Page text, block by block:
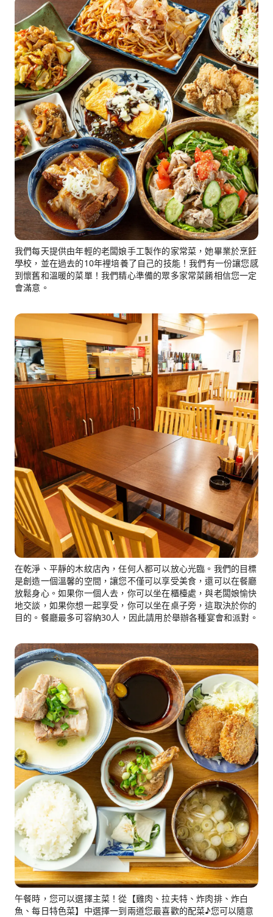
我們每天提供由年輕的老闆娘手工製作的家常菜，她畢業於烹飪
學校，並在過去的10年裡培養了自己的技能！我們有一份讓您感
到懷舊和溫暖的菜單！我們精心準備的眾多家常菜餚相信您一定
會滿意。
在乾淨、平靜的木紋店內，任何人都可以放心光臨。我們的目標
是創造一個溫馨的空間，讓您不僅可以享受美食，還可以在餐廳
放鬆身心。如果你一個人去，你可以坐在櫃檯處，與老闆娘愉快
地交談，如果你想一起享受，你可以坐在桌子旁，這取決於你的
目的。餐廳最多可容納30人，因此請用於舉辦各種宴會和派對。
午餐時，您可以選擇主菜！從【雞肉、拉夫特、炸肉排、炸白
魚、每日特色菜】中選擇一到兩道您最喜歡的配菜♪您可以隨意